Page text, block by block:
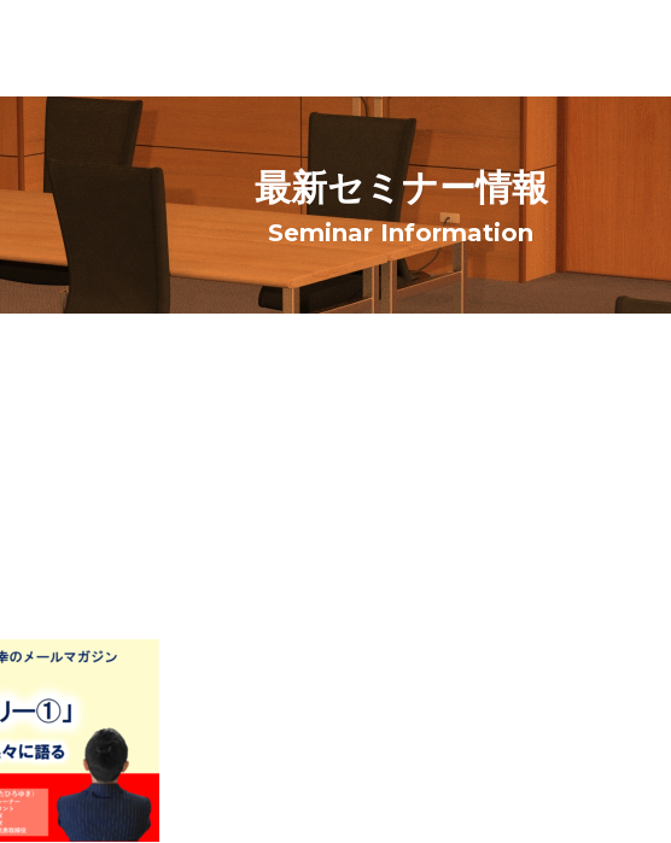
最新セミナー情報
Seminar Information